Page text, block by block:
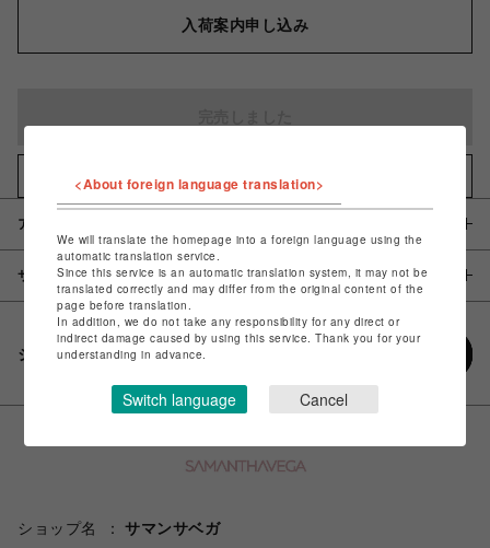
入荷案内申し込み
アイテム説明 / 素材
サイズ
シェアする
ショップ名
サマンサベガ
<About foreign language translation>
We will translate the homepage into a foreign language using the
automatic translation service.
Since this service is an automatic translation system, it may not be
translated correctly and may differ from the original content of the
page before translation.
In addition, we do not take any responsibility for any direct or
indirect damage caused by using this service. Thank you for your
understanding in advance.
Switch language Cancel